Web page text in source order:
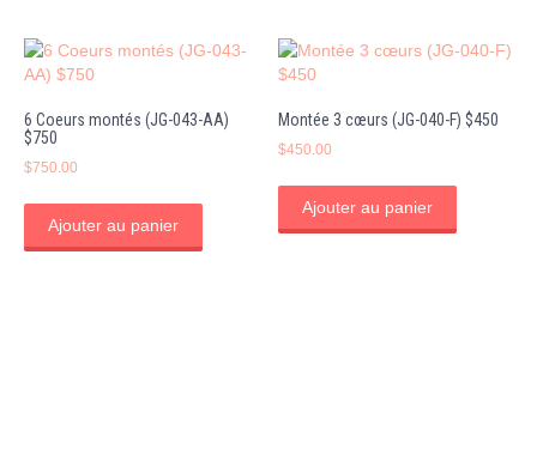
6 Coeurs montés (JG-043-AA)
$750
$750.00
Ajouter au panier
Montée 3 cœurs (JG-040-F) $450
$450.00
Ajouter au panier